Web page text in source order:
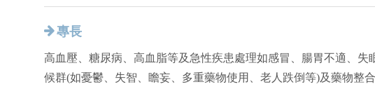
專長
高血壓、糖尿病、高血脂等及急性疾患處理如感冒、腸胃不適、失
候群(如憂鬱、失智、瞻妄、多重藥物使用、老人跌倒等)及藥物整合